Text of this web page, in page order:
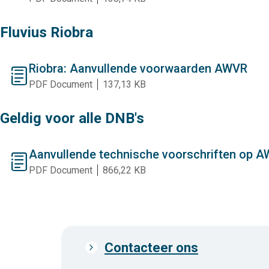
Fluvius Riobra
document Riobra: Aanvullende voorwaarden AWVR
PDF Document 137,13 KB
Geldig voor alle DNB's
document Aanvullende technische voorschriften op
PDF Document 866,22 KB
Prefooter
Contacteer ons